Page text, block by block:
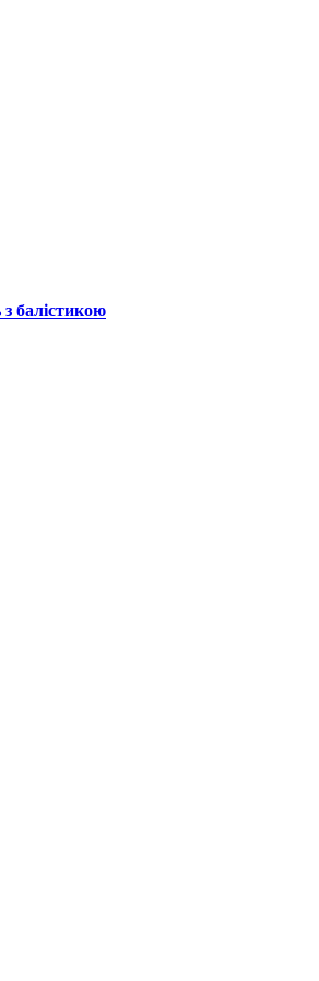
балістикою